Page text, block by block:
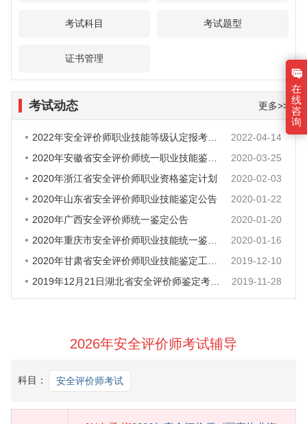
考试科目 考试题型
证书管理
考试动态 更多>>
2022-04-14
2020-03-25
2020年浙江省安全评价师职业资格鉴定计划
2020-02-03
2020年山东省安全评价师职业技能鉴定公告
2020-01-22
2020年广西安全评价师统一鉴定公告
2020-01-20
2020-01-16
2019-12-10
2019-11-28
2026年安全评价师考试辅导
科目： 安全评价师考试
在
线
咨
询